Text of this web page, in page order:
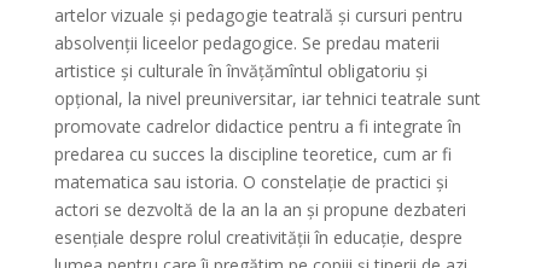
artelor vizuale și pedagogie teatrală și cursuri pentru
absolvenții liceelor pedagogice. Se predau materii
artistice și culturale în învățămîntul obligatoriu și
opțional, la nivel preuniversitar, iar tehnici teatrale sunt
promovate cadrelor didactice pentru a fi integrate în
predarea cu succes la discipline teoretice, cum ar fi
matematica sau istoria. O constelație de practici și
actori se dezvoltă de la an la an și propune dezbateri
esențiale despre rolul creativității în educație, despre